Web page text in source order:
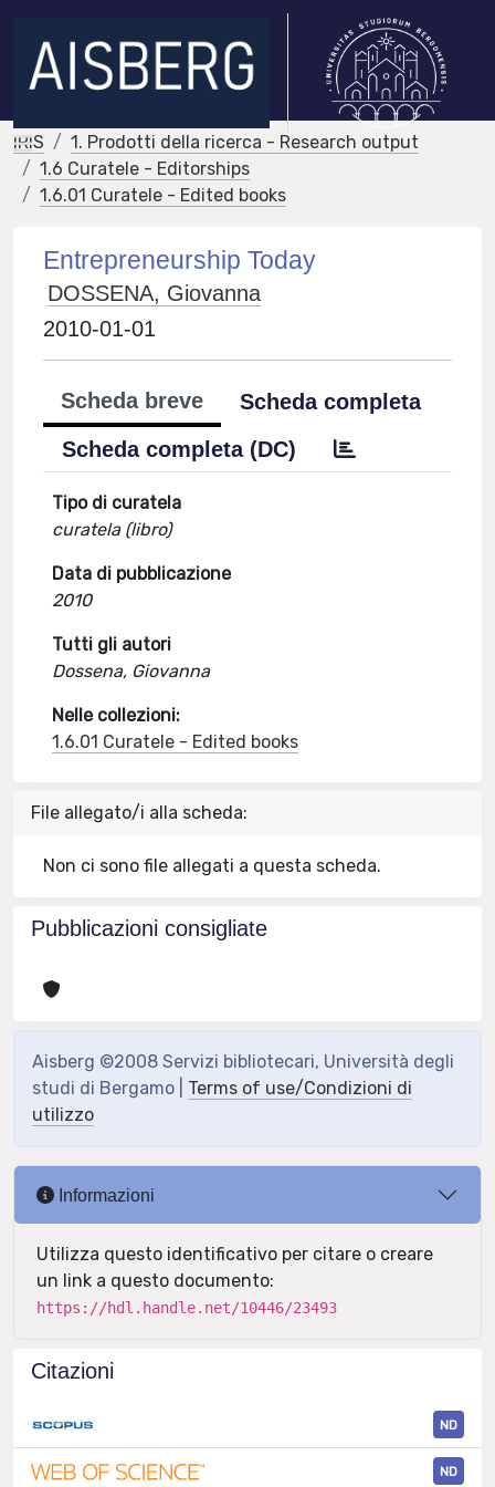
IRIS
1. Prodotti della ricerca - Research output
1.6 Curatele - Editorships
1.6.01 Curatele - Edited books
Entrepreneurship Today
DOSSENA, Giovanna
2010-01-01
Scheda breve
Scheda completa
Scheda completa (DC)
Tipo di curatela
curatela (libro)
Data di pubblicazione
2010
Tutti gli autori
Dossena, Giovanna
Nelle collezioni:
1.6.01 Curatele - Edited books
File allegato/i alla scheda:
Non ci sono file allegati a questa scheda.
Pubblicazioni consigliate
Aisberg ©2008 Servizi bibliotecari, Università degli
studi di Bergamo | Terms of use/Condizioni di
utilizzo
Informazioni
Utilizza questo identificativo per citare o creare
un link a questo documento:
https://hdl.handle.net/10446/23493
Citazioni
ND
ND